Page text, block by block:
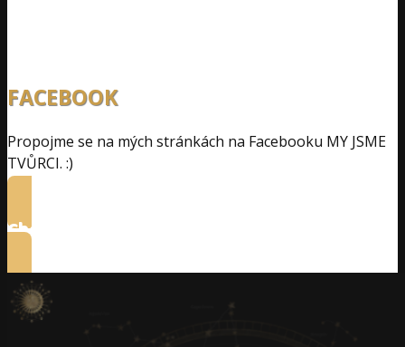
FACEBOOK
Propojme se na mých stránkách na Facebooku MY JSME
TVŮRCI. :)
Chci se propojit na Facebooku